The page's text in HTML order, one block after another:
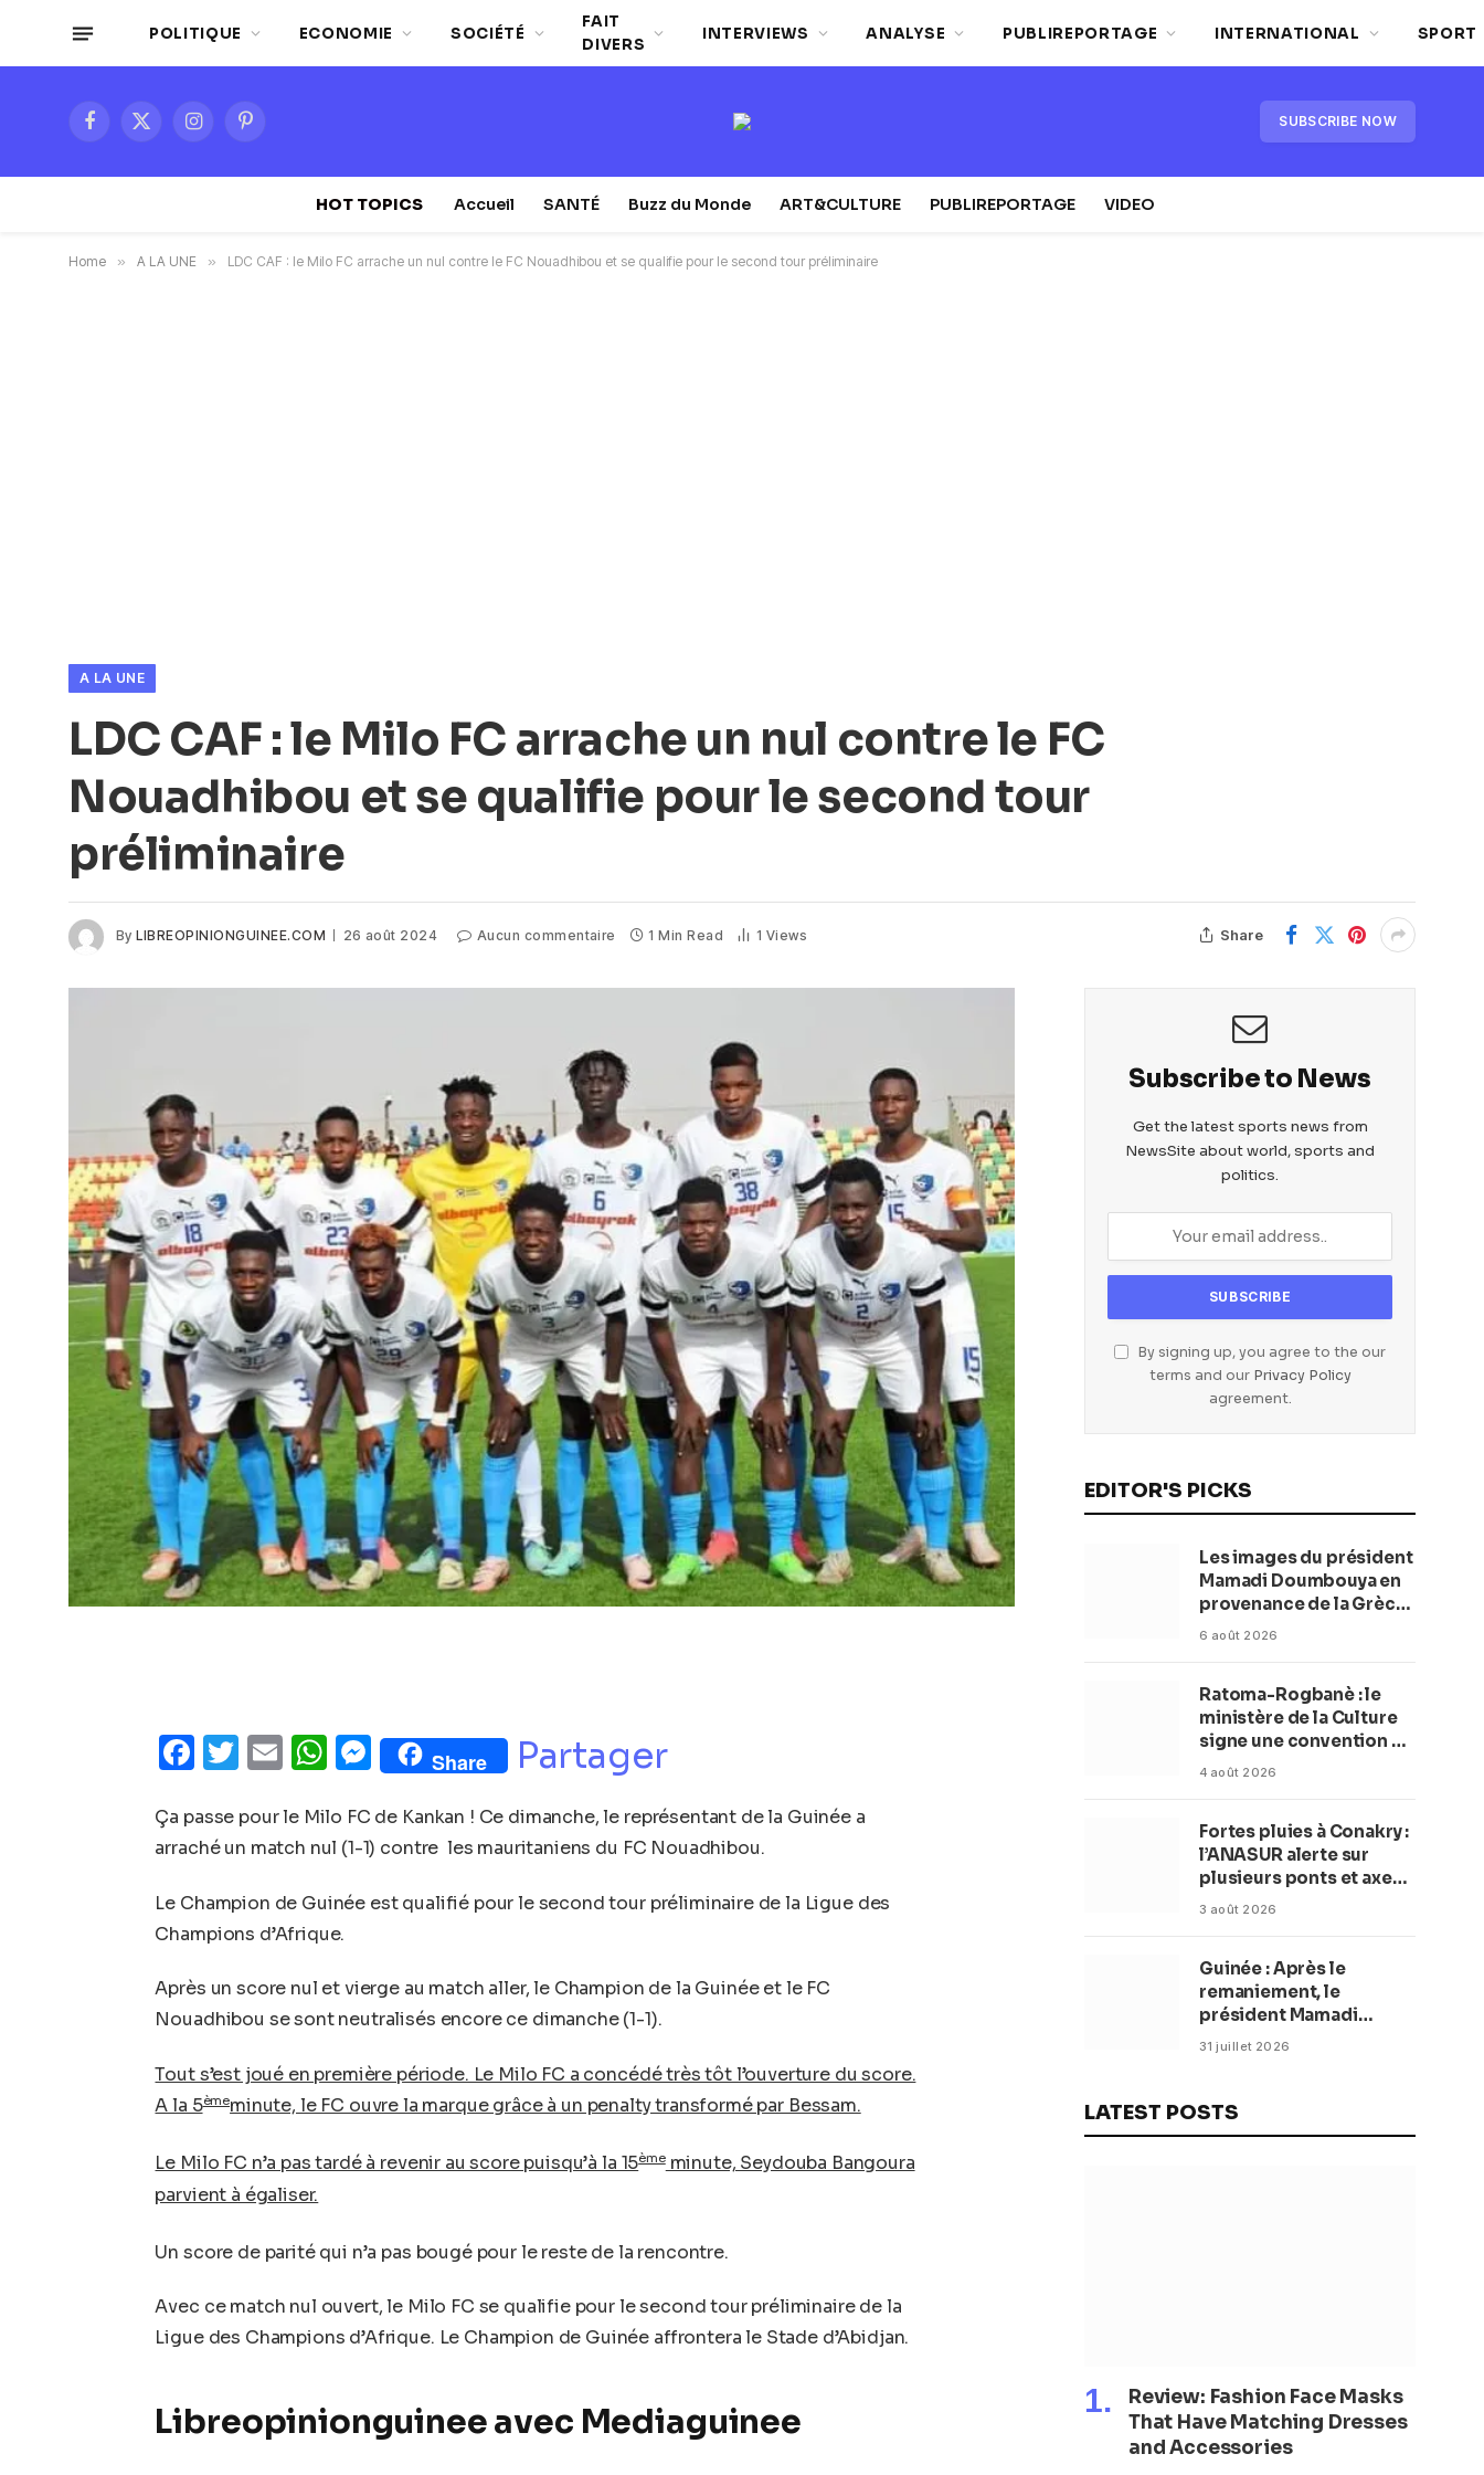
POLITIQUE ECONOMIE SOCIÉTÉ
FAIT
DIVERS
INTERVIEWS ANALYSE PUBLIREPORTAGE INTERNATIONAL SPORT
Facebook
X
InstagramPinterest SUBSCRIBE NOW
HOT TOPICS Accueil SANTÉ Buzz du Monde ART&CULTURE PUBLIREPORTAGE VIDEO
Home » A LA UNE » LDC CAF : le Milo FC arrache un nul contre le FC Nouadhibou et se qualifie pour le second tour préliminaire
A LA UNE
LDC CAF : le Milo FC arrache un nul contre le FC
Nouadhibou et se qualifie pour le second tour
préliminaire
By LIBREOPINIONGUINEE.COM 26 août 2024 Aucun commentaire 1 Min Read 1 Views Share
Facebook
Twitter
EmailWhatsApp
Messenger
Share Partager
Ça passe pour le Milo FC de Kankan ! Ce dimanche, le représentant de la Guinée a
arraché un match nul (1-1) contre les mauritaniens du FC Nouadhibou.
Le Champion de Guinée est qualifié pour le second tour préliminaire de la Ligue des
Champions d’Afrique.
Après un score nul et vierge au match aller, le Champion de la Guinée et le FC
Nouadhibou se sont neutralisés encore ce dimanche (1-1).
Tout s’est joué en première période. Le Milo FC a concédé très tôt l’ouverture du score.
A la 5èmeminute, le FC ouvre la marque grâce à un penalty transformé par Bessam.
Le Milo FC n’a pas tardé à revenir au score puisqu’à la 15èmeminute, Seydouba Bangoura
parvient à égaliser.
Un score de parité qui n’a pas bougé pour le reste de la rencontre.
Avec ce match nul ouvert, le Milo FC se qualifie pour le second tour préliminaire de la
Ligue des Champions d’Afrique. Le Champion de Guinée affrontera le Stade d’Abidjan.
Libreopinionguinee avec Mediaguinee
Subscribe to News
Get the latest sports news from
NewsSite about world, sports and
politics.
By signing up, you agree to the our
terms and our Privacy Policy
agreement.
EDITOR'S PICKS
Les images du président
Mamadi Doumbouya en
provenance de la Grèce
rassurent les Guinéens
6 août 2026
Ratoma-Rogbanè : le
ministère de la Culture
signe une convention de
42 millions de dollars
balnéaire
4 août 2026
Fortes pluies à Conakry :
l’ANASUR alerte sur
plusieurs ponts et axes
routiers
3 août 2026
Guinée : Après le
remaniement, le
président Mamadi
Doumbouya fixe les
31 juillet 2026
LATEST POSTS
Review: Fashion Face Masks
That Have Matching Dresses
and Accessories